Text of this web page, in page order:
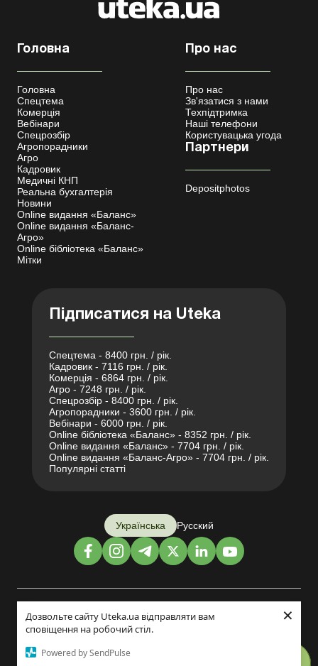
Дозвольте сайту Uteka.ua відправляти вам
сповіщення на робочий стіл.
Powered by SendPulse
×
Головна
Головна
Спецтема
Комерція
Вебінари
Спецрозбір
Агропорадники
Агро
Кадровик
Медичні КНП
Реальна бухгалтерія
Новини
Online видання «Баланс»
Online видання «Баланс-
Агро»
Online бібліотека «Баланс»
Мітки
Про нас
Про нас
Зв'язатися з нами
Техпідтримка
Наші телефони
Користувацька угода
Партнери
Depositphotos
Підписатися на Uteka
Спецтема - 8400 грн. / рік.
Кадровик - 7116 грн. / рік.
Комерція - 6864 грн. / рік.
Агро - 7248 грн. / рік.
Спецрозбір - 8400 грн. / рік.
Агропорадники - 3600 грн. / рік.
Вебінари - 6000 грн. / рік.
Online бібліотека «Баланс» - 8352 грн. / рік.
Online видання «Баланс» - 7704 грн. / рік.
Online видання «Баланс-Агро» - 7704 грн. / рік.
Популярні статті
Українська Русский
Дизайн і розробка: